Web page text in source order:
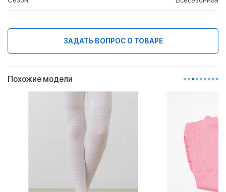
ЗАДАТЬ ВОПРОС О ТОВАРЕ
Похожие модели